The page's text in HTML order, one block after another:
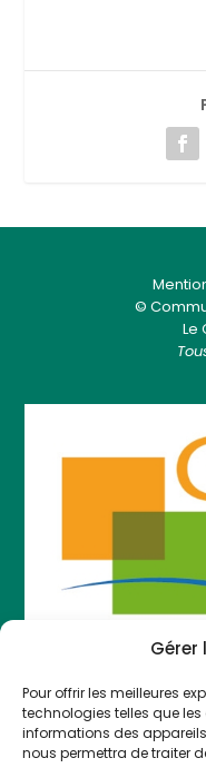
Gérer
Pour offrir les meilleures
technologies telles que
informations des
nous permettra de traiter
©
Le
COMMUNAUTÉ
BILURIEN